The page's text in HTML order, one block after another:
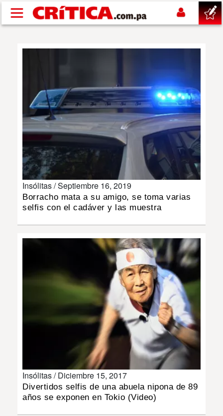
Pasar al contenido principal
NACIONAL
POLÍTICA
SHOW
DEPORTES
MULTIMEDIA
Insólitas /Septiembre 16, 2019
Borracho mata a su amigo, se toma varias
selfis con el cadáver y las muestra
Insólitas /Diciembre 15, 2017
Divertidos selfis de una abuela nipona de 89
años se exponen en Tokio (Video)